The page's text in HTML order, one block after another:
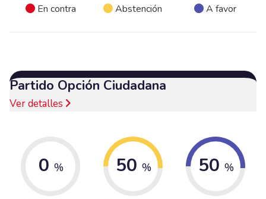
En contra Abstención A favor
Partido Opción Ciudadana
Ver detalles
0 % 50 % 50 %